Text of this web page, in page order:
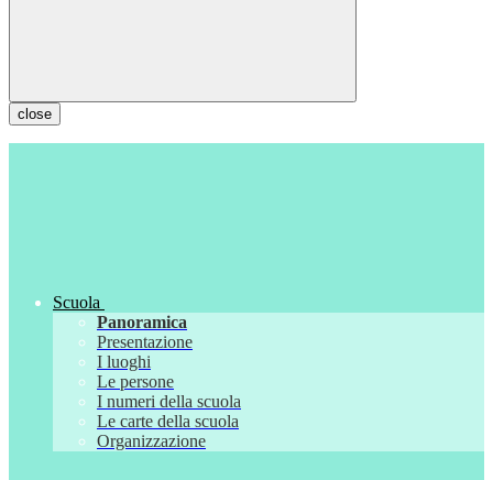
close
Scuola
Panoramica
Presentazione
I luoghi
Le persone
I numeri della scuola
Le carte della scuola
Organizzazione